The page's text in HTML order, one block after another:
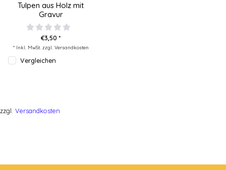
Tulpen aus Holz mit
Gravur
€3,50 *
* Inkl. MwSt. zzgl. Versandkosten
Vergleichen
zzgl. Versandkosten